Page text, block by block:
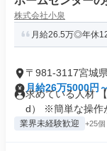
株式会社小泉
月給26.5万◎年休
〒981-3117宮城
月給26万5000円
求めている人材
d） ※簡単な操作
業界未経験歓迎 +25個